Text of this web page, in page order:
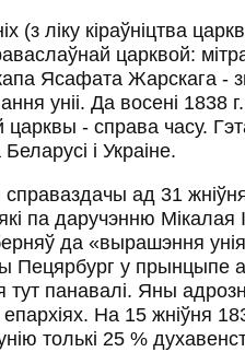
(з ліку кіраўніцтва
царквой:
Ясафата Жарскага -
уніі. Да восені 1838
царквы - справа часу.
і Украіне.
ад 31
па даручэнню Мікалая
да «вырашэння
Пецярбург у прынцыпе
тут панавалі. Яны
епархіях. На 15 жніўня
толькі 25 %